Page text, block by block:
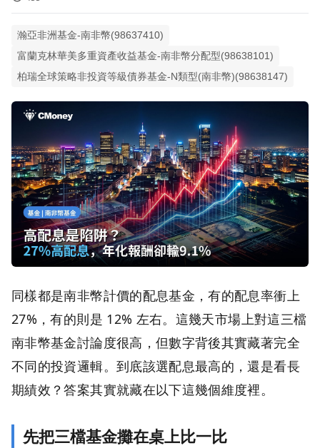
瀚亞非洲基金-南非幣(98637410)
富蘭克林華美多重資產收益基金-南非幣分配型(98638101)
柏瑞全球策略非投資等級債券基金-N類型(南非幣)(98638147)
同樣都是南非幣計價的配息基金，有的配息率衝上
27%，有的則是 12% 左右。這幾天市場上對這三檔
南非幣基金討論度很高，但數字背後其實藏著完全
不同的投資邏輯。到底該選配息最高的，還是看長
期績效？答案其實就藏在以下這幾個維度裡。
先把三檔基金攤在桌上比一比